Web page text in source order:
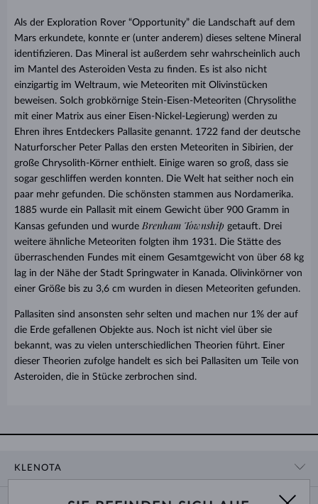
Als der Exploration Rover “Opportunity” die Landschaft auf dem
Mars erkundete, konnte er (unter anderem) dieses seltene Mineral
identifizieren. Das Mineral ist außerdem sehr wahrscheinlich auch
im Mantel des Asteroiden Vesta zu finden. Es ist also nicht
einzigartig im Weltraum, wie Meteoriten mit Olivinstücken
beweisen. Solch grobkörnige Stein-Eisen-Meteoriten (Chrysolithe
mit einer Matrix aus einer Eisen-Nickel-Legierung) werden zu
Ehren ihres Entdeckers Pallasite genannt. 1722 fand der deutsche
Naturforscher Peter Pallas den ersten Meteoriten in Sibirien, der
große Chrysolith-Körner enthielt. Einige waren so groß, dass sie
sogar geschliffen werden konnten. Die Welt hat seither noch ein
paar mehr gefunden. Die schönsten stammen aus Nordamerika.
1885 wurde ein Pallasit mit einem Gewicht über 900 Gramm in
Kansas gefunden und wurde Brenham Township getauft. Drei
weitere ähnliche Meteoriten folgten ihm 1931. Die Stätte des
überraschenden Fundes mit einem Gesamtgewicht von über 68 kg
lag in der Nähe der Stadt Springwater in Kanada. Olivinkörner von
einer Größe bis zu 3,6 cm wurden in diesen Meteoriten gefunden.
Pallasiten sind ansonsten sehr selten und machen nur 1% der auf
die Erde gefallenen Objekte aus. Noch ist nicht viel über sie
bekannt, was zu vielen unterschiedlichen Theorien führt. Einer
dieser Theorien zufolge handelt es sich bei Pallasiten um Teile von
Asteroiden, die in Stücke zerbrochen sind.
KLENOTA